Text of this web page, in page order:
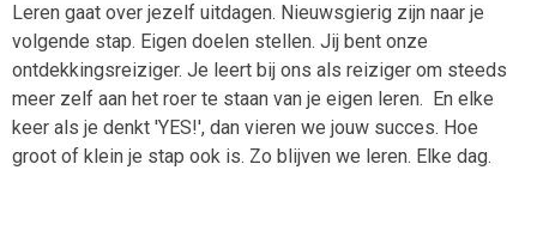
Leren gaat over jezelf uitdagen. Nieuwsgierig zijn naar je
volgende stap. Eigen doelen stellen. Jij bent onze
ontdekkingsreiziger. Je leert bij ons als reiziger om steeds
meer zelf aan het roer te staan van je eigen leren. En elke
keer als je denkt 'YES!', dan vieren we jouw succes. Hoe
groot of klein je stap ook is. Zo blijven we leren. Elke dag.